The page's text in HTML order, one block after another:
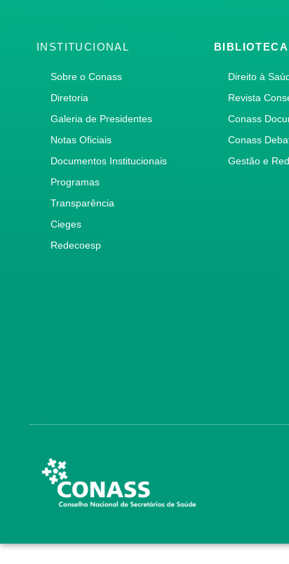
INSTITUCIONAL
Sobre o Conass
Diretoria
Galeria de Presidentes
Notas Oficiais
Documentos Institucionais
Programas
Transparência
Cieges
Redecoesp
Direito à
Revista
Conass
Conass
Gestão e